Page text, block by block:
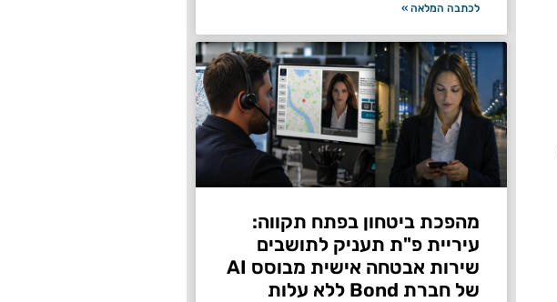
לכתבה המלאה »
מהפכת ביטחון בפתח תקווה:
עיריית פ"ת תעניק לתושבים
שירות אבטחה אישית מבוסס AI
של חברת Bond ללא עלות